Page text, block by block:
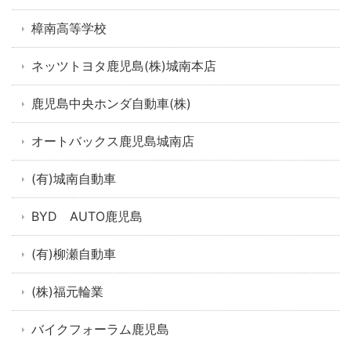
樟南高等学校
ネッツトヨタ鹿児島(株)城南本店
鹿児島中央ホンダ自動車(株)
オートバックス鹿児島城南店
(有)城南自動車
BYD AUTO鹿児島
(有)柳瀬自動車
(株)福元輪業
バイクフォーラム鹿児島